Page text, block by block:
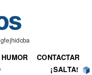
HUMOR
CONTACTAR
¡SALTA!